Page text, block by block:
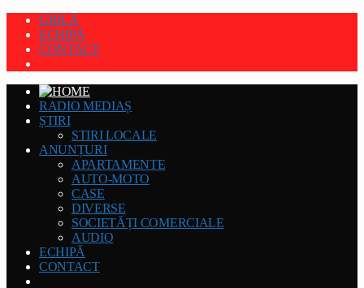
GRILĂ
ECHIPĂ
CONTACT
RADIO MEDIAȘ
ȘTIRI
STIRI LOCALE
ANUNȚURI
APARTAMENTE
AUTO-MOTO
CASE
DIVERSE
SOCIETĂȚI COMERCIALE
AUDIO
ECHIPĂ
CONTACT